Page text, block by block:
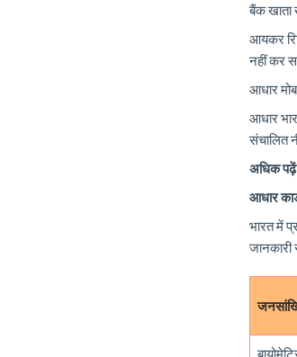
बैंक खाता
आयकर
नहीं कर
आधार
आधार
संचालित
अधिक
आधार
भारत में
जानकारी